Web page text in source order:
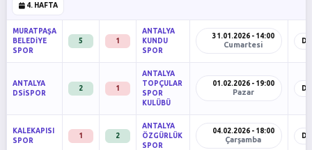
4. HAFTA
MURATPAŞA
BELEDİYE
SPOR
5 1
ANTALYA
KUNDU
SPOR
31.01.2026 - 14:00
Cumartesi
ANTALYA
DSİSPOR
2 1
ANTALYA
TOPÇULAR
SPOR
KULÜBÜ
01.02.2026 - 19:00
Pazar
KALEKAPISI
SPOR
1 2
ANTALYA
ÖZGÜRLÜK
SPOR
04.02.2026 - 18:00
Çarşamba